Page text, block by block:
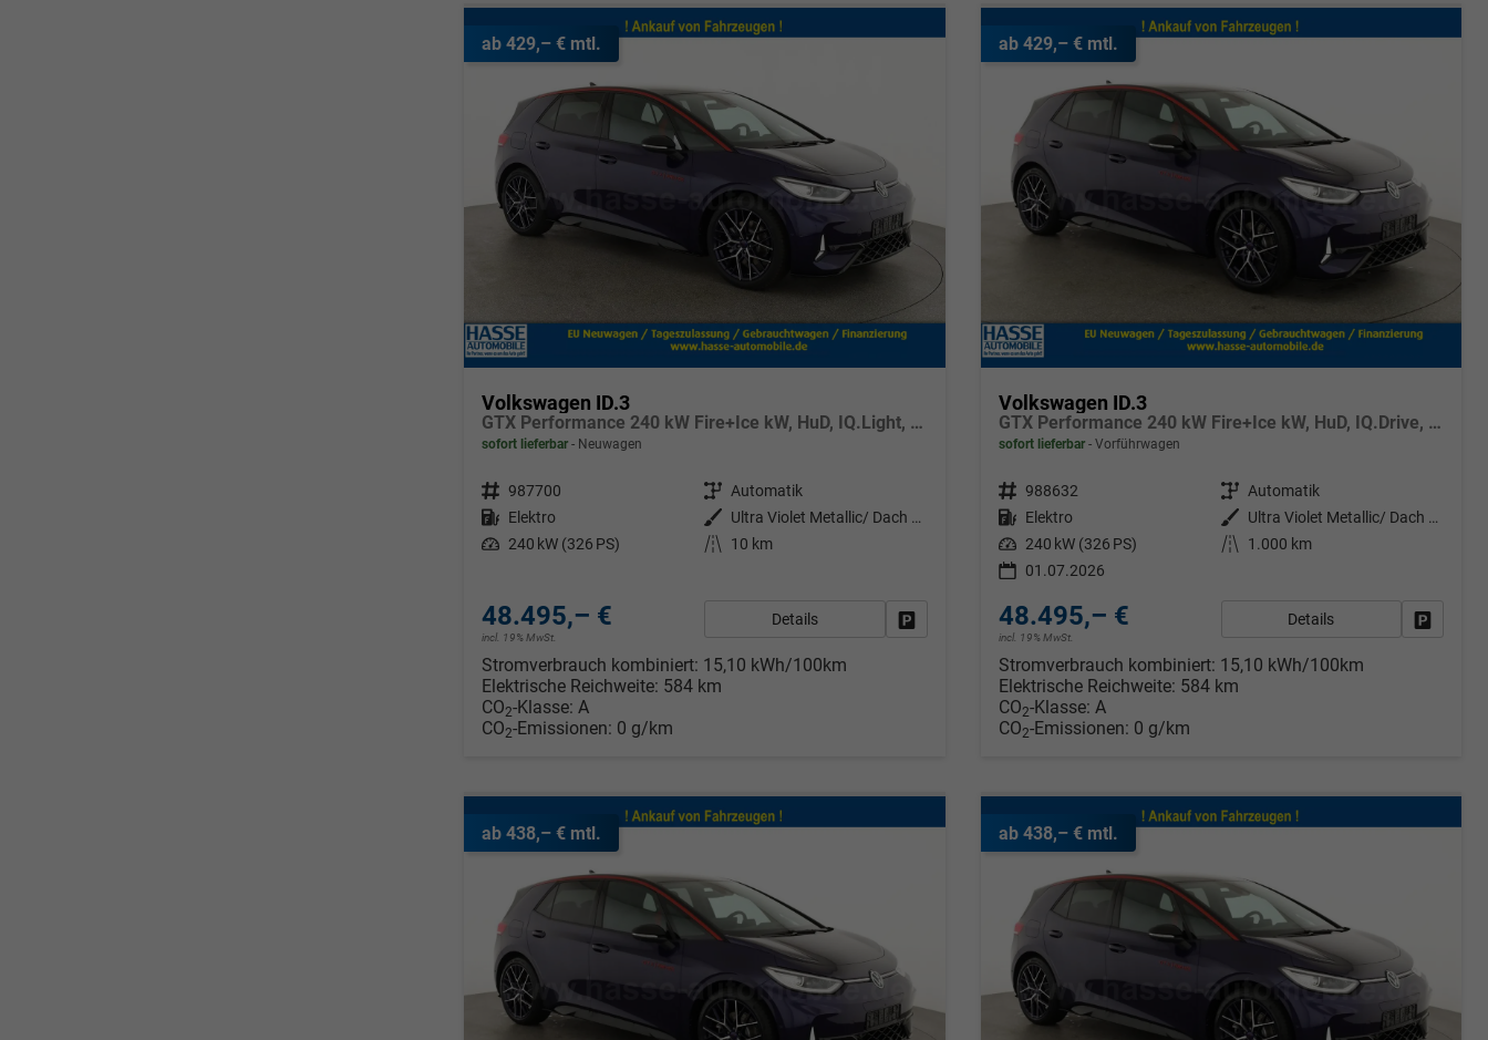
ab 429,– € mtl.
Volkswagen ID.3
GTX Performance 240 kW Fire+Ice kW, HuD, IQ.Light, H&K, Wärmepumpe, 20-Zoll, 4 J.-Garantie
sofort lieferbar Neuwagen
Fahrzeugnr. 987700 Getriebe Automatik
Kraftstoff Elektro Außenfarbe
Ultra Violet Metallic/ Dach Schwarz
Leistung 240 kW (326 PS) Kilometerstand 10 km
48.495,– €
incl. 19% MwSt.
Details Fahrzeug parken
Stromverbrauch kombiniert: 15,10 kWh/100km
Elektrische Reichweite: 584 km
CO2-Klasse: A
CO2-Emissionen: 0 g/km
ab 429,– € mtl.
Volkswagen ID.3
GTX Performance 240 kW Fire+Ice kW, HuD, IQ.Drive, IQ.Light, H&K, Wärmepumpe, 20-Zoll, 4 J.-Garantie
sofort lieferbar Vorführwagen
Fahrzeugnr. 988632 Getriebe Automatik
Kraftstoff Elektro Außenfarbe
Ultra Violet Metallic/ Dach Schwarz
Leistung 240 kW (326 PS) Kilometerstand
1.000 km
01.07.2026
48.495,– €
incl. 19% MwSt.
Details
Stromverbrauch kombiniert: 15,10 kWh/100km
Elektrische Reichweite: 584 km
CO2-Klasse: A
CO2-Emissionen: 0 g/km
ab 438,– € mtl. ab 438,– € mtl.